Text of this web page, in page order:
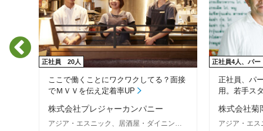
正社員 20人
ここで働くことにワクワクしてる？面接
でＭＶＶを伝え定着率UP
株式会社プレジャーカンパニー
アジア・エスニック、居酒屋・ダイニングバー、カフェ・喫茶店、イタリアン
正社員4人、パー
正社員、パ
用。若手ス
株式会社菊